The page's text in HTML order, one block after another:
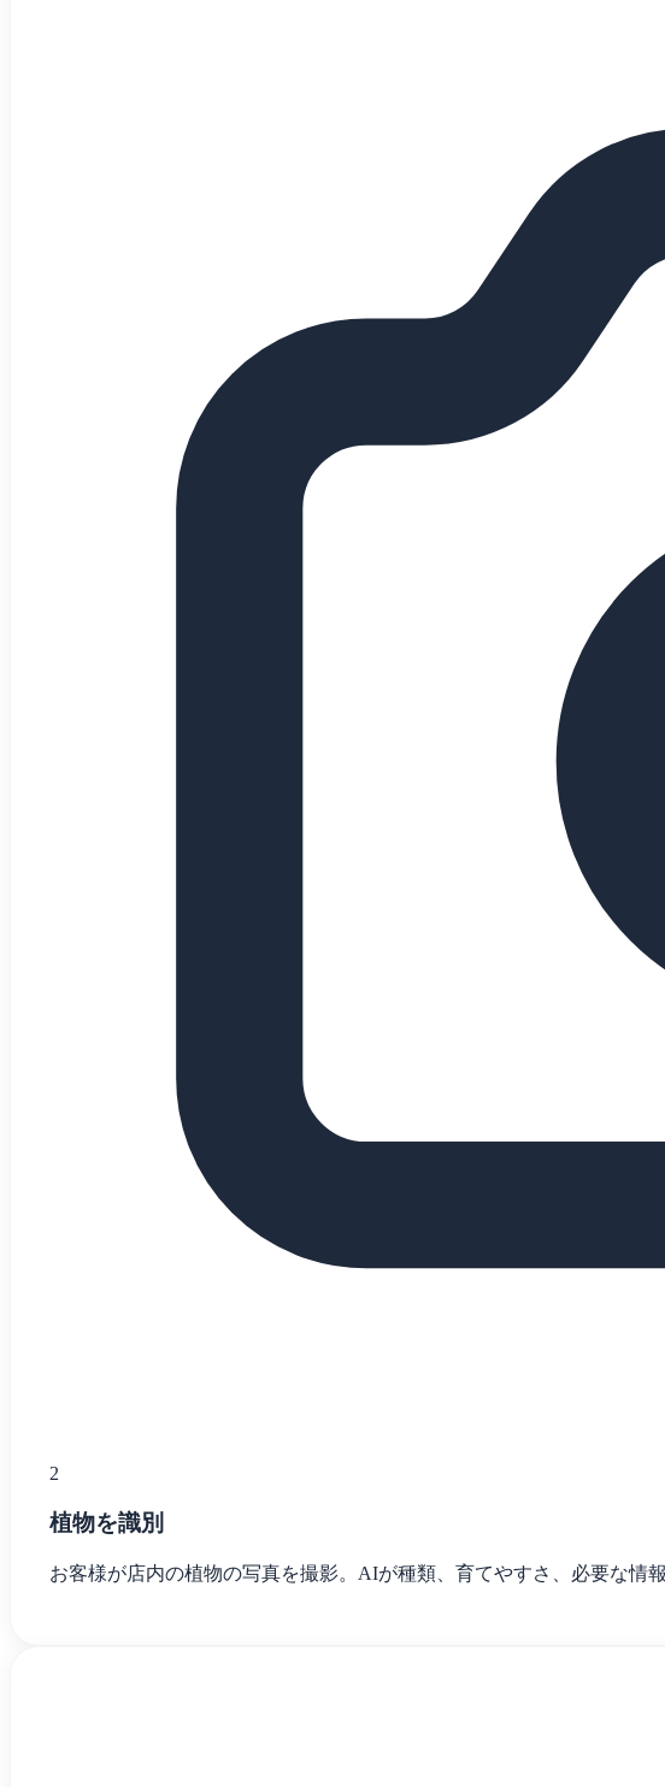
2
植物を識別
お客様が店内の植物の写真を撮影。AIが種類、育てやすさ、必要な情